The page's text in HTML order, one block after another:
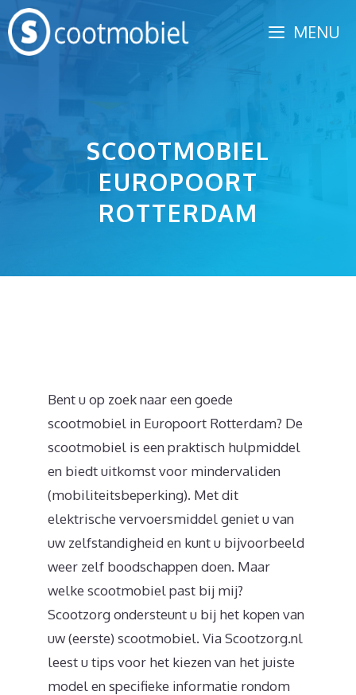
Spring
naar
inhoud
MENU
SCOOTMOBIEL
EUROPOORT
ROTTERDAM
Bent u op zoek naar een goede
scootmobiel in Europoort Rotterdam? De
scootmobiel is een praktisch hulpmiddel
en biedt uitkomst voor mindervaliden
(mobiliteitsbeperking). Met dit
elektrische vervoersmiddel geniet u van
uw zelfstandigheid en kunt u bijvoorbeeld
weer zelf boodschappen doen. Maar
welke scootmobiel past bij mij?
Scootzorg ondersteunt u bij het kopen van
uw (eerste) scootmobiel. Via Scootzorg.nl
leest u tips voor het kiezen van het juiste
model en specifieke informatie rondom